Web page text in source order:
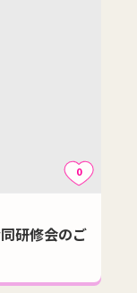
0
研修会のご